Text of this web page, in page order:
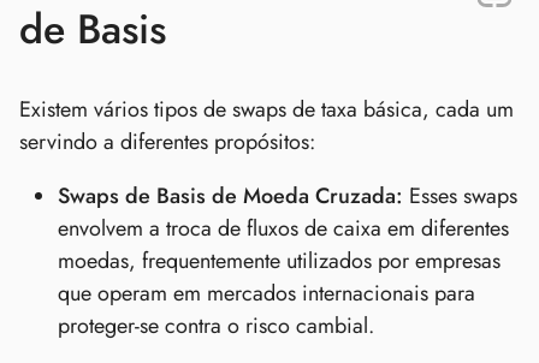
de Basis
Existem vários tipos de swaps de taxa básica, cada um
servindo a diferentes propósitos:
Swaps de Basis de Moeda Cruzada: Esses swaps
envolvem a troca de fluxos de caixa em diferentes
moedas, frequentemente utilizados por empresas
que operam em mercados internacionais para
proteger-se contra o risco cambial.